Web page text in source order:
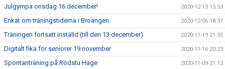
Julgympa onsdag 16 december! 2020-12-13 15:53
Enkät om träningstiderna i Broängen 2020-12-06 18:37
Träningen fortsatt inställd (till den 13 december) 2020-11-19 21:35
Digitalt fika för seniorer 19 november 2020-11-16 20:23
Spontanträning på Rödstu Hage 2020-11-09 21:13